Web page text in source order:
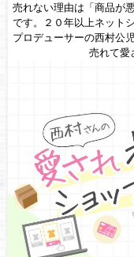
売れない理由は「商品が
です。２０年以上ネット
プロデューサーの西村公
売れて愛